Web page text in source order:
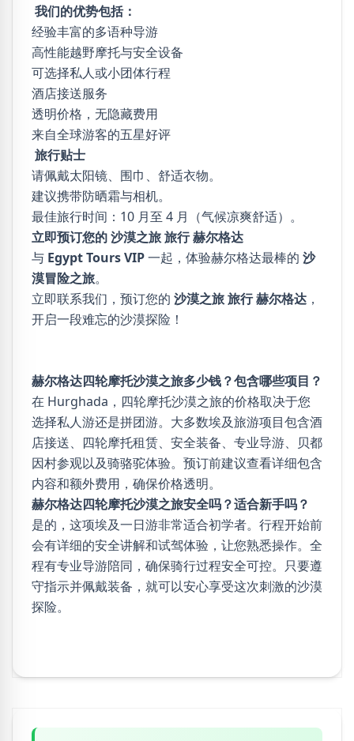
我们的优势包括：
经验丰富的多语种导游
高性能越野摩托与安全设备
可选择私人或小团体行程
酒店接送服务
透明价格，无隐藏费用
来自全球游客的五星好评
旅行贴士
请佩戴太阳镜、围巾、舒适衣物。
建议携带防晒霜与相机。
最佳旅行时间：10 月至 4 月（气候凉爽舒适）。
立即预订您的 沙漠之旅 旅行 赫尔格达
与 Egypt Tours VIP一起，体验赫尔格达最棒的 沙
漠冒险之旅。
立即联系我们，预订您的 沙漠之旅 旅行 赫尔格达 ，
开启一段难忘的沙漠探险！
赫尔格达四轮摩托沙漠之旅多少钱？包含哪些项目？
在 Hurghada，四轮摩托沙漠之旅的价格取决于您
选择私人游还是拼团游。大多数埃及旅游项目包含酒
店接送、四轮摩托租赁、安全装备、专业导游、贝都
因村参观以及骑骆驼体验。预订前建议查看详细包含
内容和额外费用，确保价格透明。
赫尔格达四轮摩托沙漠之旅安全吗？适合新手吗？
是的，这项埃及一日游非常适合初学者。行程开始前
会有详细的安全讲解和试驾体验，让您熟悉操作。全
程有专业导游陪同，确保骑行过程安全可控。只要遵
守指示并佩戴装备，就可以安心享受这次刺激的沙漠
探险。